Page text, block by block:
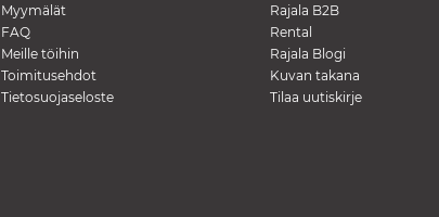
Myymälät
FAQ
Meille töihin
Toimitusehdot
Tietosuojaseloste
Rajala B2B
Rental
Rajala Blogi
Kuvan takana
Tilaa uutiskirje